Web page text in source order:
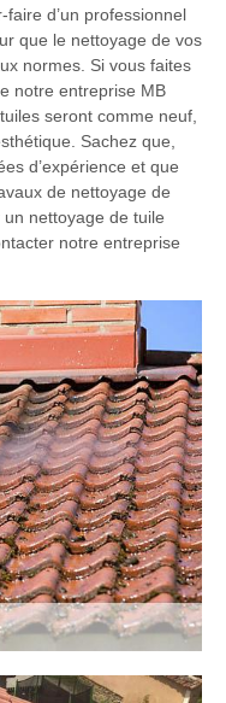
d’un professionnel
que le nettoyage de vos
normes. Si vous faites
notre entreprise MB
seront comme neuf,
Sachez que,
d’expérience et que
de nettoyage de
nettoyage de tuile
notre entreprise